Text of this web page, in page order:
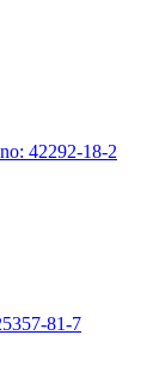
42292-18-2
81-7